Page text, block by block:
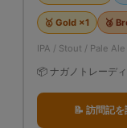
🥇 Gold ×1 🥉
IPA / Stout / Pale Ale
📦 ナガノトレーデ
📝 訪問記を